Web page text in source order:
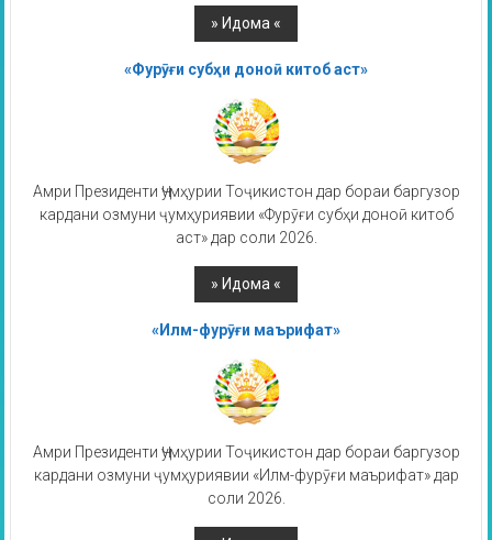
«Фурӯғи субҳи доноӣ китоб аст»
Амри Президенти Ҷумҳурии Тоҷикистон дар бораи баргузор
кардани озмуни ҷумҳуриявии «Фурӯғи субҳи доноӣ китоб
аст» дар соли 2026.
«Илм-фурӯғи маърифат»
Амри Президенти Ҷумҳурии Тоҷикистон дар бораи баргузор
кардани озмуни ҷумҳуриявии «Илм-фурӯғи маърифат» дар
соли 2026.